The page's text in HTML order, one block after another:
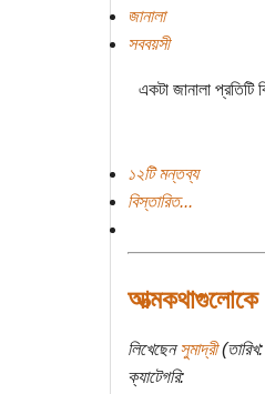
জানালা
সববয়সী
একটা জানালা প্রতিটি
১২টি মন্তব্য
বিস্তারিত...
লিখেছেনসুমাদ্রী
ক্যাটেগরি: